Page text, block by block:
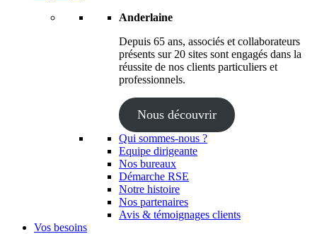
Anderlaine
Depuis 65 ans, associés et collaborateurs
présents sur 20 sites sont engagés dans la
réussite de nos clients particuliers et
professionnels.
Nous découvrir
Qui sommes-nous ?
Equipe dirigeante
Nos bureaux
Démarche RSE
Notre histoire
Nos partenaires
Avis & témoignages clients
Vos besoins